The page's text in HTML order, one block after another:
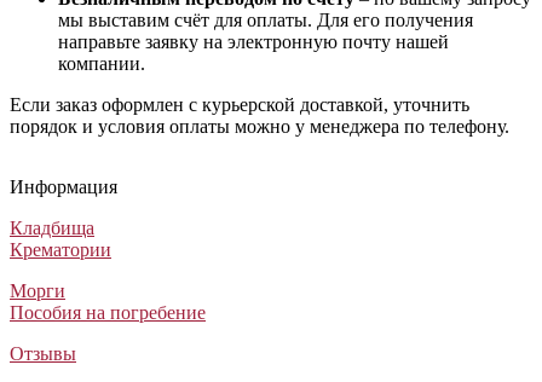
мы выставим счёт для оплаты. Для его получения
направьте заявку на электронную почту нашей
компании.
Если заказ оформлен с курьерской доставкой, уточнить
порядок и условия оплаты можно у менеджера по телефону.
Венки из живых цветов
Венки из искусственных цветов
Венки из живых цветов
Венки из искусственных цветов
Информация
Кладбища
Крематории
Морги
Пособия на погребение
Отзывы